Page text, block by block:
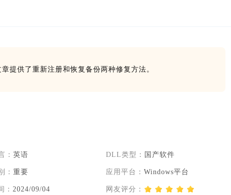
提供了重新注册和恢复备份两种修复方法。
： 英语
： 重要
： 2024/09/04
DLL类型： 国产软件
应用平台：Windows平台
网友评分：